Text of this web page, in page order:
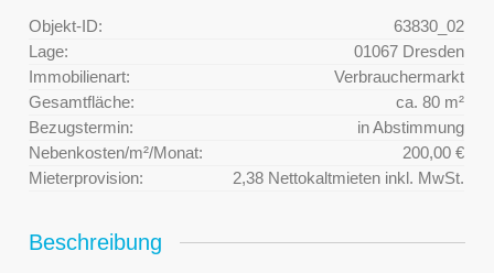
Objekt-ID:
63830_02
Lage:
01067 Dresden
Immobilienart:
Verbrauchermarkt
Gesamtfläche:
ca. 80 m²
Bezugstermin:
in Abstimmung
Nebenkosten/m²/Monat:
200,00 €
Mieterprovision:
2,38 Nettokaltmieten inkl. MwSt.
Beschreibung